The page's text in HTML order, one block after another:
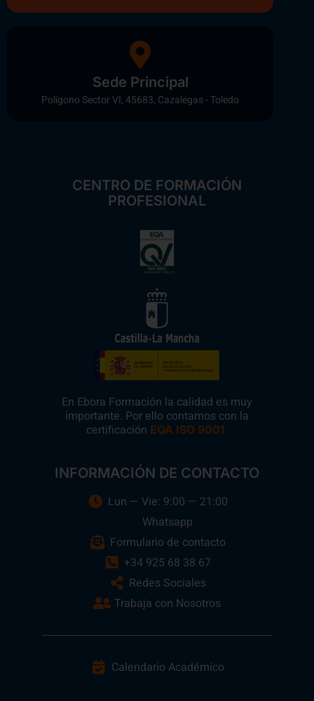
Sede Principal
Polígono Sector VI, 45683, Cazalegas - Toledo
CENTRO DE FORMACIÓN
PROFESIONAL
En Ebora Formación la calidad es muy
importante. Por ello contamos con la
certificación EQA ISO 9001
INFORMACIÓN DE CONTACTO
Lun — Vie: 9:00 — 21:00
Whatsapp
Formulario de contacto
+34 925 68 38 67
Redes Sociales
Trabaja con Nosotros
Calendario Académico